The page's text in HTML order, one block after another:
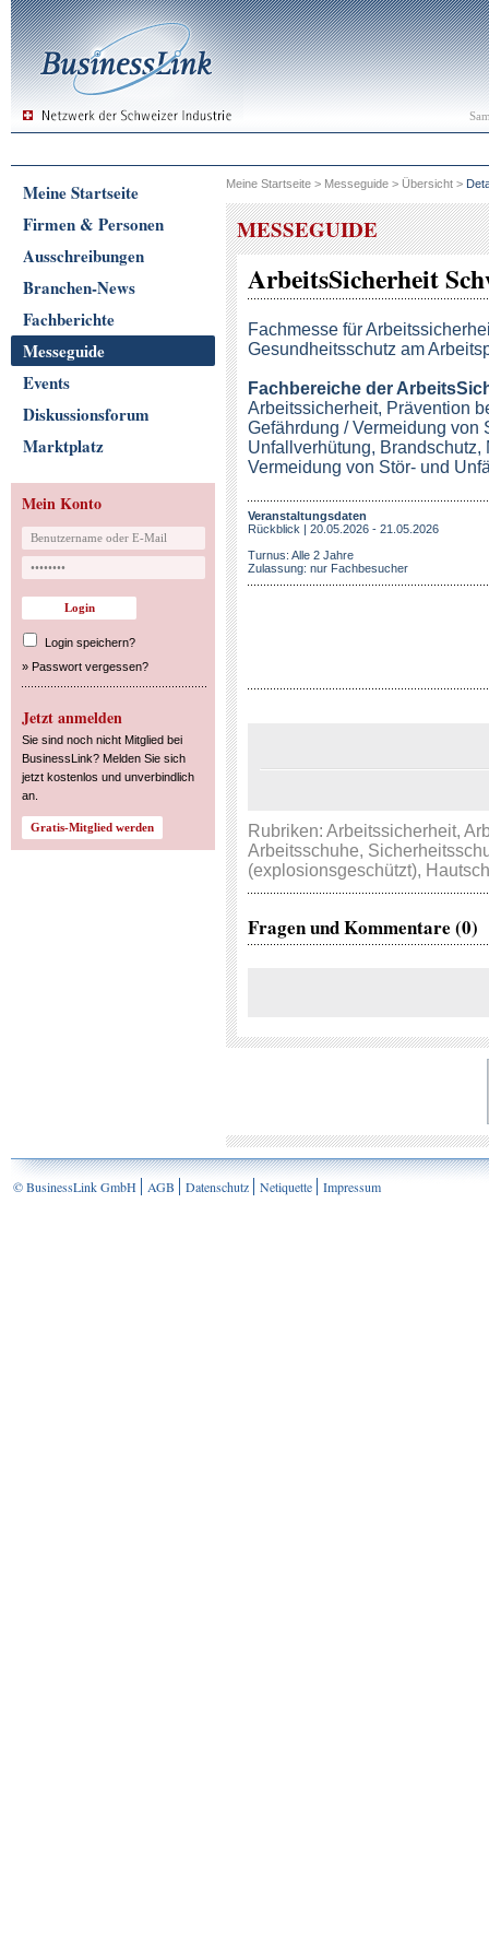
Meine Startseite
Firmen & Personen
Ausschreibungen
Branchen-News
Fachberichte
Messeguide
Events
Diskussionsforum
Marktplatz
Mein Konto
Login speichern?
» Passwort vergessen?
Jetzt anmelden
Sie sind noch nicht Mitglied bei
BusinessLink? Melden Sie sich
jetzt kostenlos und unverbindlich
an.
Meine Startseite > Messeguide > Übersicht >
MESSEGUIDE
ArbeitsSicherheit
Fachmesse für
Gesundheitsschutz am
Fachbereiche der
Arbeitssicherheit, Prävention
Gefährdung / Vermeidung von
Unfallverhütung, Brandschutz,
Vermeidung von Stör- und
Veranstaltungsdaten
Rückblick | 20.05.2026 - 21.05.2026
Turnus: Alle 2 Jahre
Zulassung: nur Fachbesucher
Rubriken: Arbeitssicherheit,
Arbeitsschuhe,
(explosionsgeschützt),
Fragen und Kommentare (0)
© BusinessLink GmbH AGB Datenschutz Netiquette Impressum